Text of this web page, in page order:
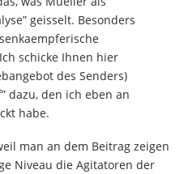
geisselt. Besonders
schicke Ihnen hier
des Senders)
dazu, den ich eben an
habe.
man an dem Beitrag zeigen
Niveau die Agitatoren der